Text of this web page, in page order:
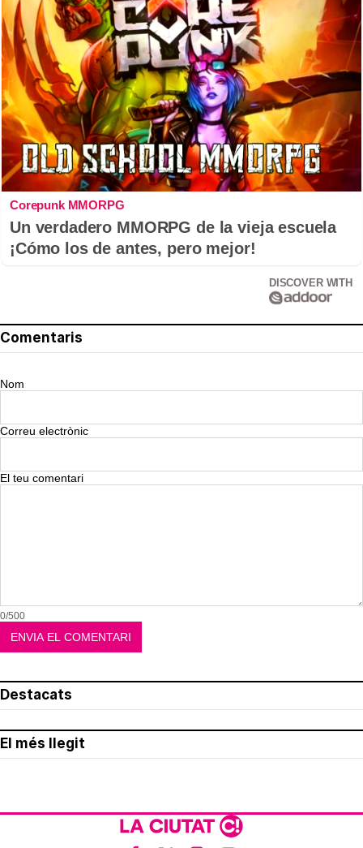
Corepunk MMORPG
Un verdadero MMORPG de la vieja escuela
¡Cómo los de antes, pero mejor!
DISCOVER WITH
Comentaris
Nom
Correu electrònic
El teu comentari
0/500
Destacats
El més llegit